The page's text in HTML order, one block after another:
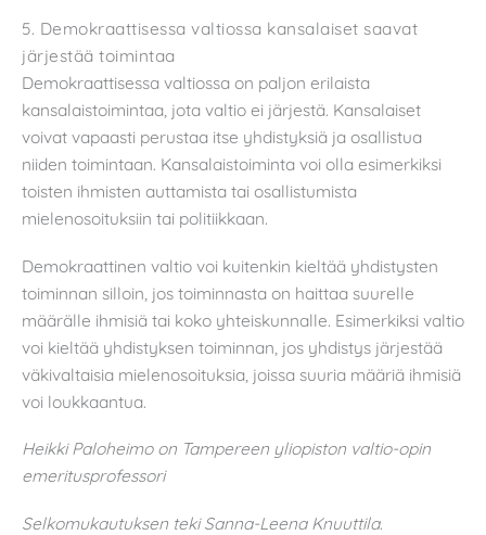
5. Demokraattisessa valtiossa kansalaiset saavat
järjestää toimintaa
Demokraattisessa valtiossa on paljon erilaista
kansalaistoimintaa, jota valtio ei järjestä. Kansalaiset
voivat vapaasti perustaa itse yhdistyksiä ja osallistua
niiden toimintaan. Kansalaistoiminta voi olla esimerkiksi
toisten ihmisten auttamista tai osallistumista
mielenosoituksiin tai politiikkaan.
Demokraattinen valtio voi kuitenkin kieltää yhdistysten
toiminnan silloin, jos toiminnasta on haittaa suurelle
määrälle ihmisiä tai koko yhteiskunnalle. Esimerkiksi valtio
voi kieltää yhdistyksen toiminnan, jos yhdistys järjestää
väkivaltaisia mielenosoituksia, joissa suuria määriä ihmisiä
voi loukkaantua.
Heikki Paloheimo on Tampereen yliopiston valtio-opin
emeritusprofessori
Selkomukautuksen teki Sanna-Leena Knuuttila.